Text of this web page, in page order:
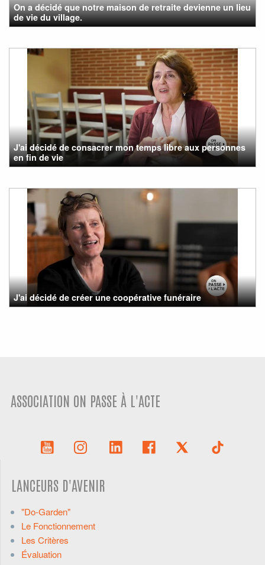
On a décidé que notre maison de retraite devienne un lieu
de vie du village.
J'ai décidé de consacrer mon temps libre aux personnes
en fin de vie
J'ai décidé de créer une coopérative funéraire
ASSOCIATION ON PASSE À L'ACTE
LANCEURS D'AVENIR
"Do-Garden"
Le Fonctionnement
Les Critères
Évaluation